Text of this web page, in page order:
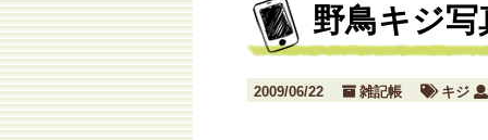
野鳥キジ写
2009/06/22 雑記帳 キジ